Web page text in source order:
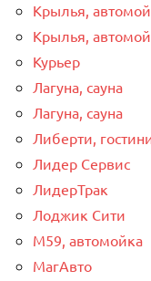
Крылья,
Крылья,
Курьер
Лагуна, сауна
Лагуна, сауна
Либерти,
Лидер Сервис
ЛидерТрак
Лоджик Сити
М59, автомойка
МагАвто